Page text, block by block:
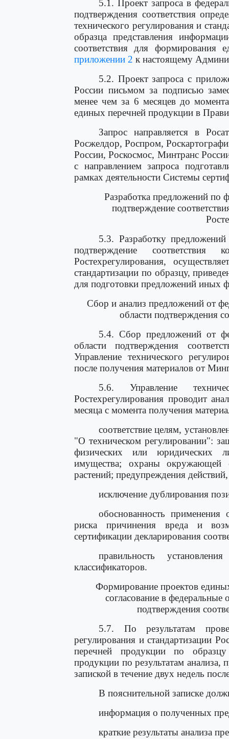
5.1. Проект запроса в
подтверждения соответствия
технического регулирования и
образца представления
соответствия для формирования
приложении 2 к настоящему
5.2. Проект запроса с
России письмом за подписью
менее чем за 6 месяцев до
единых перечней продукции в
Запрос направляется в
Росжелдор, Роспром,
России, Роскосмос, Минтранс
с направлением запроса
рамках деятельности Системы
Разработка предложений по
подтверждение
5.3. Разработку
подтверждение
Ростехрегулирования,
стандартизации по образцу,
для подготовки предложений иных
Сбор и анализ предложений от
области подтверждения
5.4. Сбор предложений от
области подтверждения
Управление технического
после получения материалов от
5.6. Управление
Ростехрегулирования проводит
месяца с момента получения
соответствие целям,
"О техническом регулировании":
физических или юридических
имущества; охраны
растений; предупреждения
исключение дублирования
обоснованность применения
риска причинения вреда и
сертификации декларирования
правильность
классификаторов.
Формирование проектов
согласование в федеральные
подтверждения
5.7. По результатам
регулирования и стандартизации
перечней продукции по
продукции по результатам анализа,
запиской в течение двух недель
В пояснительной записке
информация о полученных
краткие результаты анализа